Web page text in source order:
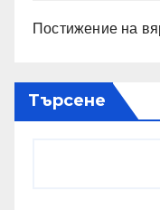
Постижение на
Търсене